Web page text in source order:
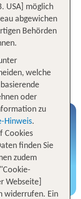
Bann zieht.
der
erleben?
nach Rom
typisch
USA] möglich
abgewichen
Behörden
welche
oder
zu
Hinweis.
Cookies
finden Sie
zudem
Webseite]
widerrufen. Ein